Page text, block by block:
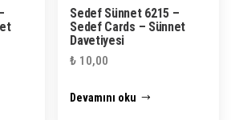
Sedef Sünnet 6215 –
Sedef Cards – Sünnet
Davetiyesi
₺ 10,00
Devamını oku